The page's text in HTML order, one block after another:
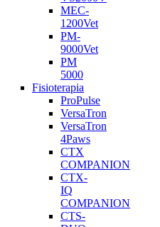
MEC-
1200Vet
PM-
9000Vet
PM
5000
Fisioterapia
ProPulse
VersaTron
VersaTron
4Paws
CTX
COMPANION
CTX-
IQ
COMPANION
CTS-